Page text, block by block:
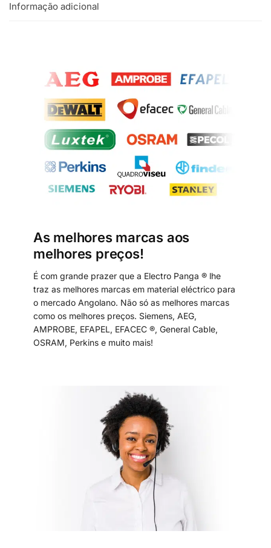
Informação adicional
As melhores marcas aos
melhores preços!
É com grande prazer que a Electro Panga ® lhe
traz as melhores marcas em material eléctrico para
o mercado Angolano. Não só as melhores marcas
como os melhores preços. Siemens, AEG,
AMPROBE, EFAPEL, EFACEC ®, General Cable,
OSRAM, Perkins e muito mais!